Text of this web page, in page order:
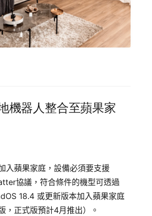
機器人整合至蘋果家
入蘋果家庭，設備必須要支援
協議，符合條件的機型可透過
18.4 或更新版本加入蘋果家庭
，正式版預計4月推出）。